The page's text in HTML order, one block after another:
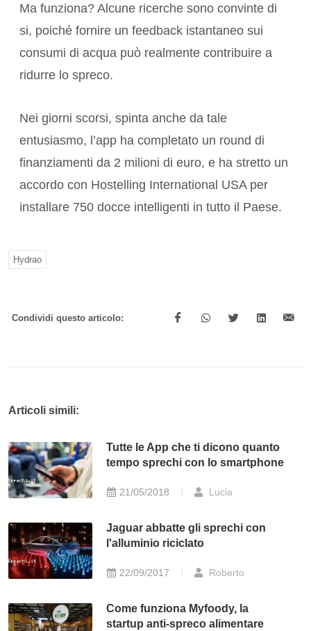
Ma funziona? Alcune ricerche sono convinte di
si, poiché fornire un feedback istantaneo sui
consumi di acqua può realmente contribuire a
ridurre lo spreco.
Nei giorni scorsi, spinta anche da tale
entusiasmo, l’app ha completato un round di
finanziamenti da 2 milioni di euro, e ha stretto un
accordo con Hostelling International USA per
installare 750 docce intelligenti in tutto il Paese.
Hydrao
Condividi questo articolo:
Articoli simili:
Tutte le App che ti dicono quanto
tempo sprechi con lo smartphone
21/05/2018 Lucia
Jaguar abbatte gli sprechi con
l'alluminio riciclato
22/09/2017 Roberto
Come funziona Myfoody, la
startup anti-spreco alimentare